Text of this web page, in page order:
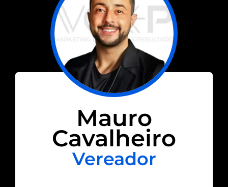
Mauro
Cavalheiro
Vereador